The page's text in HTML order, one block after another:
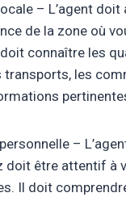
– L’agent doit
de la zone où
connaître les
transports, les
–
doit être attentif à
Il doit